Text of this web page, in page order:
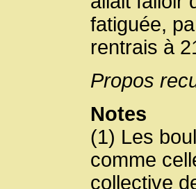
fatiguée,
rentrais à
Propos
Notes
(1) Les
comme
collective